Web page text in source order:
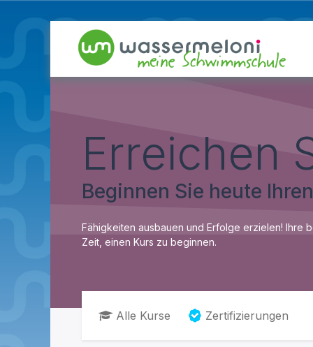
Erreichen
Beginnen Sie heute
Fähigkeiten ausbauen und Erfolge erzielen! Ihre
Zeit, einen Kurs zu beginnen.
Alle Kurse Zertifizierungen